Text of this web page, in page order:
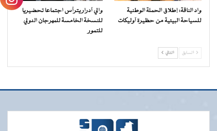
واد الناقة: إطلاق الحملة الوطنية
للسياحة البيئية من حظيرة آوليكات
والي آدرار يترأس اجتماعا تحضيريا
للنسخة الخامسة للمهرجان الدولي
للتمور
السابق التالي